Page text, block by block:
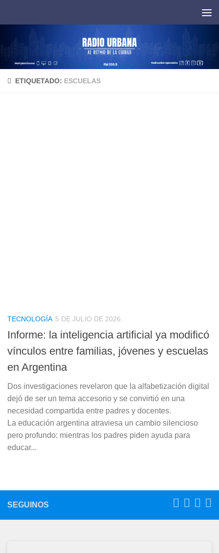
ETIQUETADO: ESCUELAS
TECNOLOGÍA 5 DE JULIO DE 2026
Informe: la inteligencia artificial ya modificó
vínculos entre familias, jóvenes y escuelas
en Argentina
Dos investigaciones revelaron que la alfabetización digital
dejó de ser un tema accesorio y se convirtió en una
necesidad compartida entre padres y docentes.
La educación argentina atraviesa un cambio silencioso
pero profundo: mientras los padres piden ayuda para
educar...
SEGUINOS